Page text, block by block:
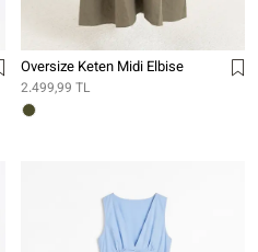
Oversize Keten Midi Elbise
2.499,99 TL